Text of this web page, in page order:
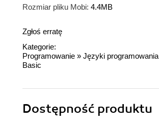
Rozmiar pliku Mobi: 4.4MB
Zgłoś erratę
Kategorie:
Programowanie » Języki programowania
Basic
Dostępność produktu